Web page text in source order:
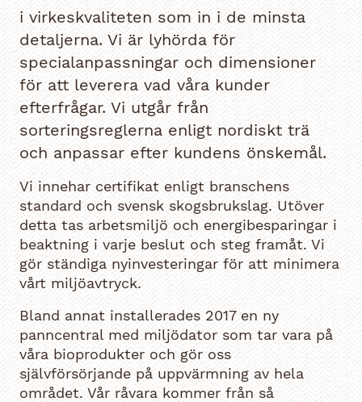
i virkeskvaliteten som in i de minsta
detaljerna. Vi är lyhörda för
specialanpassningar och dimensioner
för att leverera vad våra kunder
efterfrågar. Vi utgår från
sorteringsreglerna enligt nordiskt trä
och anpassar efter kundens önskemål.
Vi innehar certifikat enligt branschens
standard och svensk skogsbrukslag. Utöver
detta tas arbetsmiljö och energibesparingar i
beaktning i varje beslut och steg framåt. Vi
gör ständiga nyinvesteringar för att minimera
vårt miljöavtryck.
Bland annat installerades 2017 en ny
panncentral med miljödator som tar vara på
våra bioprodukter och gör oss
självförsörjande på uppvärmning av hela
området. Vår råvara kommer från så